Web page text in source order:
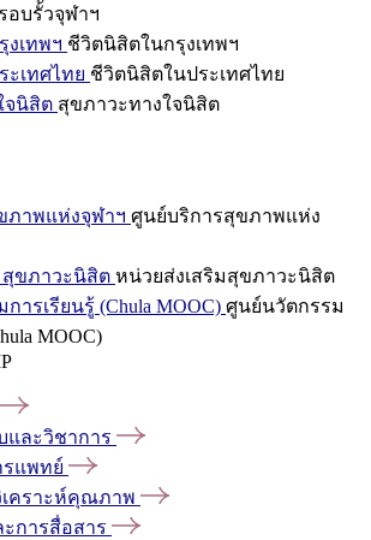
รอบรั้วจุฬาฯ
งเทพฯ ชีวิตนิสิตในกรุงเทพฯ
ะเทศไทย ชีวิตนิสิตในประเทศไทย
จนิสิต สุขภาวะทางใจนิสิต
ภาพแห่งจุฬาฯ ศูนย์บริการสุขภาพแห่ง
สุขภาวะนิสิต หน่วยส่งเสริมสุขภาวะนิสิต
ารเรียนรู้ (Chula MOOC) ศูนย์นวัตกรรม
MOOC)
และวิชาการ
รแพทย์
เคราะห์คุณภาพ
การสื่อสาร